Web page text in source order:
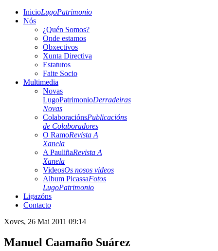
InicioLugoPatrimonio
Nós
¿Quén Somos?
Onde estamos
Obxectivos
Xunta Directiva
Estatutos
Faite Socio
Multimedia
Novas
LugoPatrimonioDerradeiras
Novas
ColaboraciónsPublicacións
de Colaboradores
O RamoRevista A
Xanela
A PauliñaRevista A
Xanela
VideosOs nosos videos
Album PicassaFotos
LugoPatrimonio
Ligazóns
Contacto
Xoves, 26 Mai 2011 09:14
Manuel Caamaño Suárez